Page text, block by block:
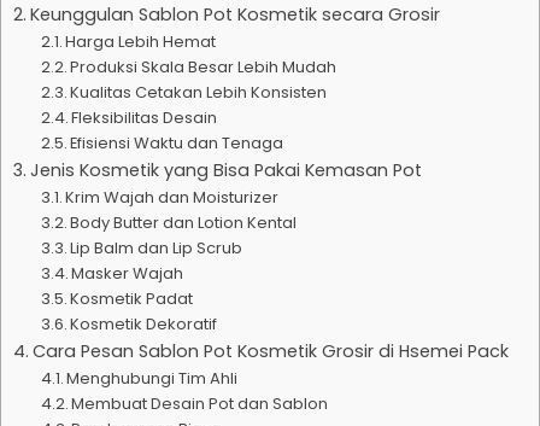
Keunggulan Sablon Pot Kosmetik secara Grosir
Harga Lebih Hemat
Produksi Skala Besar Lebih Mudah
Kualitas Cetakan Lebih Konsisten
Fleksibilitas Desain
Efisiensi Waktu dan Tenaga
Jenis Kosmetik yang Bisa Pakai Kemasan Pot
Krim Wajah dan Moisturizer
Body Butter dan Lotion Kental
Lip Balm dan Lip Scrub
Masker Wajah
Kosmetik Padat
Kosmetik Dekoratif
Cara Pesan Sablon Pot Kosmetik Grosir di Hsemei Pack
Menghubungi Tim Ahli
Membuat Desain Pot dan Sablon